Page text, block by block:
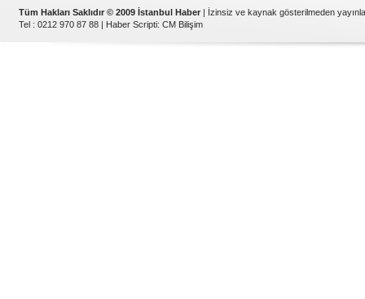
Tüm Hakları Saklıdır © 2009 İstanbul Haber | İzinsiz ve kaynak gösterilmeden
Tel : 0212 970 87 88 | Haber Scripti: CM Bilişim